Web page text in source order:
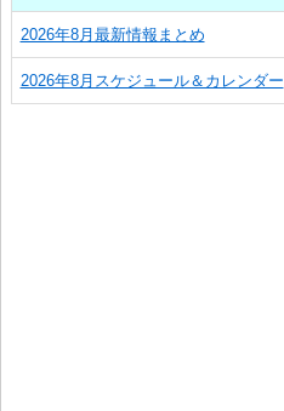
2026年8月最新情報まとめ
2026年8月スケジュール＆カレンダー